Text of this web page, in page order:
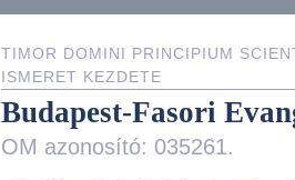
TIMOR DOMINI PRINCIPIUM
ISMERET KEZDETE
Budapest-Fasori
OM azonosító: 035261.